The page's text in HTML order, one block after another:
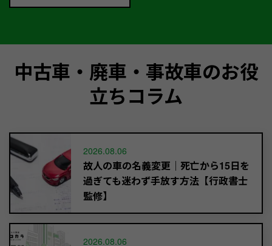
中古車・廃車・事故車のお役
立ちコラム
2026.08.06
故人の車の名義変更｜死亡から15日を
過ぎても迷わず手放す方法【行政書士
監修】
2026.08.06